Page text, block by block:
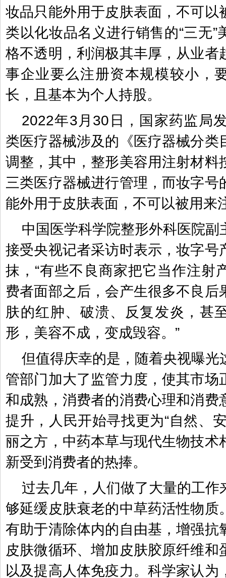
妆品只能外用于皮肤表面，不可以
类以化妆品名义进行销售的“三无”
格不透明，利润极其丰厚，从业者
事企业要么注册资本规模较小，
长，且基本为个人持股。
2022年3月30日，国家药监局
类医疗器械涉及的《医疗器械分类
调整，其中，整形美容用注射材料
三类医疗器械进行管理，而妆字号
能外用于皮肤表面，不可以被用来
中国医学科学院整形外科医院副
接受央视记者采访时表示，妆字号
抹，“有些不良商家把它当作注射
费者面部之后，会产生很多不良后
肤的红肿、破溃、反复发炎，甚
形，美容不成，变成毁容。”
但值得庆幸的是，随着央视曝光
管部门加大了监管力度，使其市场
和成熟，消费者的消费心理和消费
提升，人民开始寻找更为“自然、
丽之方，中药本草与现代生物技术
新受到消费者的热捧。
过去几年，人们做了大量的工作
够延缓皮肤衰老的中草药活性物质
有助于清除体内的自由基，增强抗
皮肤微循环、增加皮肤胶原纤维和
以及提高人体免疫力。科学家认为